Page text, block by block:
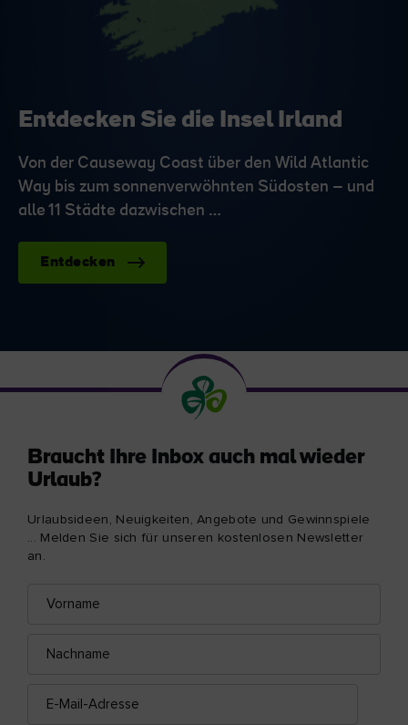
Entdecken Sie die Insel Irland
Von der Causeway Coast über den Wild Atlantic
Way bis zum sonnenverwöhnten Südosten – und
alle 11 Städte dazwischen …
Entdecken
Braucht Ihre Inbox auch mal wieder
Urlaub?
Urlaubsideen, Neuigkeiten, Angebote und Gewinnspiele
... Melden Sie sich für unseren kostenlosen Newsletter
an.
Mail-
Mail-